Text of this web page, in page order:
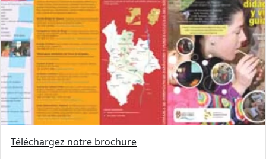
Téléchargez notre brochure